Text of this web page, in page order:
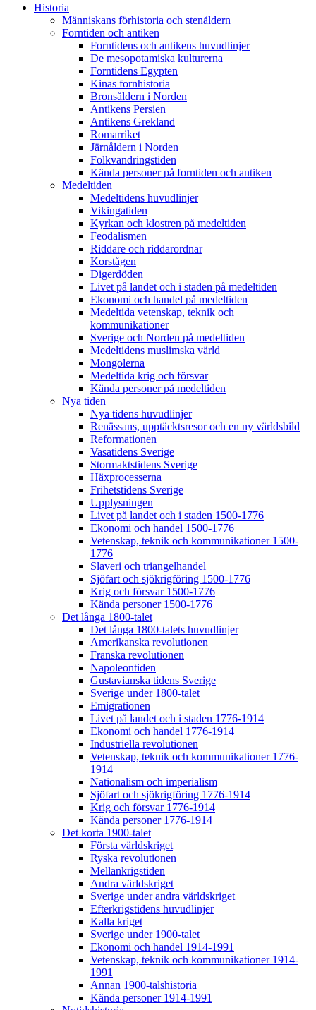
Historia
Människans förhistoria och stenåldern
Forntiden och antiken
Forntidens och antikens huvudlinjer
De mesopotamiska kulturerna
Forntidens Egypten
Kinas fornhistoria
Bronsåldern i Norden
Antikens Persien
Antikens Grekland
Romarriket
Järnåldern i Norden
Folkvandringstiden
Kända personer på forntiden och antiken
Medeltiden
Medeltidens huvudlinjer
Vikingatiden
Kyrkan och klostren på medeltiden
Feodalismen
Riddare och riddarordnar
Korstågen
Digerdöden
Livet på landet och i staden på medeltiden
Ekonomi och handel på medeltiden
Medeltida vetenskap, teknik och
kommunikationer
Sverige och Norden på medeltiden
Medeltidens muslimska värld
Mongolerna
Medeltida krig och försvar
Kända personer på medeltiden
Nya tiden
Nya tidens huvudlinjer
Renässans, upptäcktsresor och en ny världsbild
Reformationen
Vasatidens Sverige
Stormaktstidens Sverige
Häxprocesserna
Frihetstidens Sverige
Upplysningen
Livet på landet och i staden 1500-1776
Ekonomi och handel 1500-1776
Vetenskap, teknik och kommunikationer 1500-
1776
Slaveri och triangelhandel
Sjöfart och sjökrigföring 1500-1776
Krig och försvar 1500-1776
Kända personer 1500-1776
Det långa 1800-talet
Det långa 1800-talets huvudlinjer
Amerikanska revolutionen
Franska revolutionen
Napoleontiden
Gustavianska tidens Sverige
Sverige under 1800-talet
Emigrationen
Livet på landet och i staden 1776-1914
Ekonomi och handel 1776-1914
Industriella revolutionen
Vetenskap, teknik och kommunikationer 1776-
1914
Nationalism och imperialism
Sjöfart och sjökrigföring 1776-1914
Krig och försvar 1776-1914
Kända personer 1776-1914
Det korta 1900-talet
Första världskriget
Ryska revolutionen
Mellankrigstiden
Andra världskriget
Sverige under andra världskriget
Efterkrigstidens huvudlinjer
Kalla kriget
Sverige under 1900-talet
Ekonomi och handel 1914-1991
Vetenskap, teknik och kommunikationer 1914-
1991
Annan 1900-talshistoria
Kända personer 1914-1991